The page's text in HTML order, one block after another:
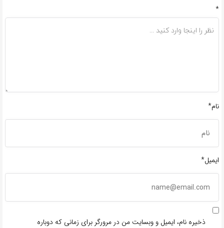
*
نام*
ایمیل*
ذخیره نام، ایمیل و وبسایت من در مرورگر برای زمانی که دوباره